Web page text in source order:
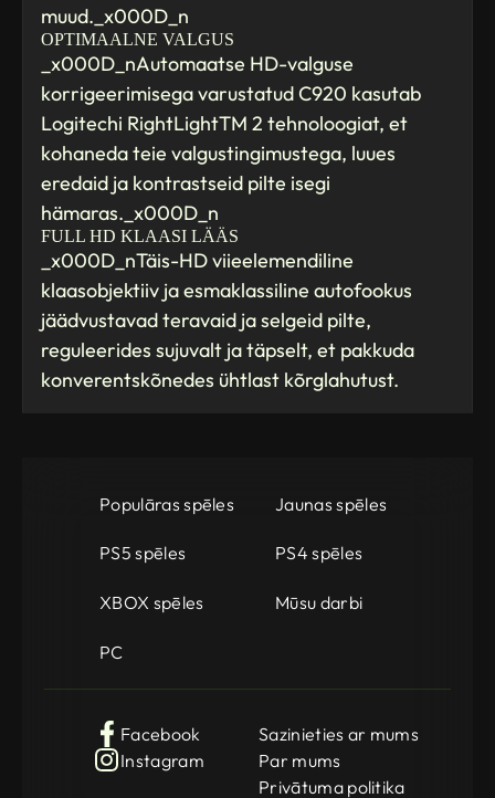
muud._x000D_n
OPTIMAALNE VALGUS
_x000D_nAutomaatse HD-valguse
korrigeerimisega varustatud C920 kasutab
Logitechi RightLightTM 2 tehnoloogiat, et
kohaneda teie valgustingimustega, luues
eredaid ja kontrastseid pilte isegi
hämaras._x000D_n
FULL HD KLAASI LÄÄS
_x000D_nTäis-HD viieelemendiline
klaasobjektiiv ja esmaklassiline autofookus
jäädvustavad teravaid ja selgeid pilte,
reguleerides sujuvalt ja täpselt, et pakkuda
konverentskõnedes ühtlast kõrglahutust.
Populāras spēles Jaunas spēles
PS5 spēles PS4 spēles
XBOX spēles Mūsu darbi
PC
Facebook
Instagram
Sazinieties ar mums
Par mums
Privātuma politika